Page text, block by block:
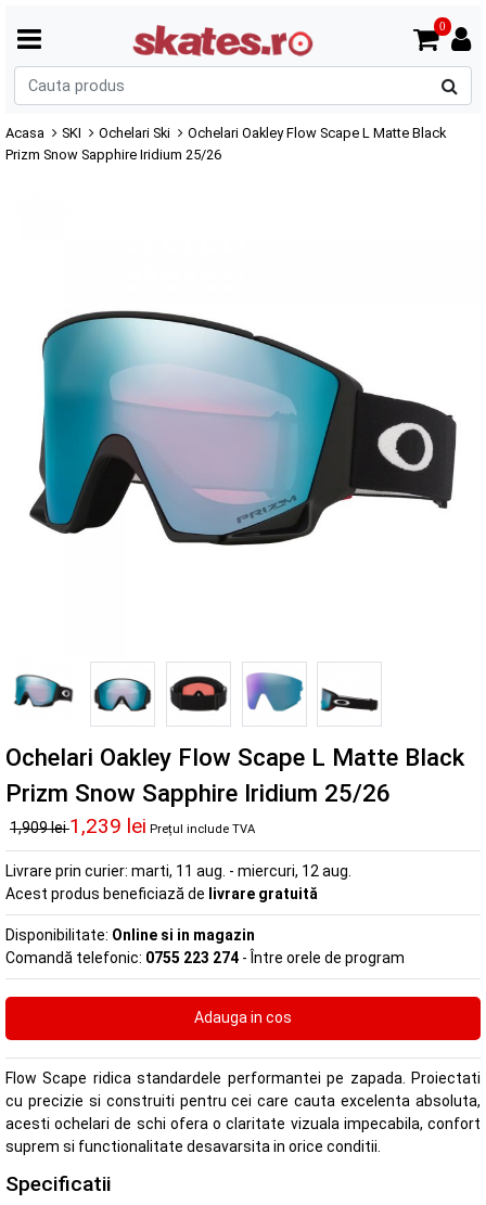
0
Acasa SKI Ochelari Ski
Ochelari Oakley Flow Scape L Matte Black
Prizm Snow Sapphire Iridium 25/26
Ochelari Oakley Flow Scape L Matte Black
Prizm Snow Sapphire Iridium 25/26
1,909 lei1,239 lei Prețul include TVA
Livrare prin curier: marti, 11 aug. - miercuri, 12 aug.
Acest produs beneficiază de livrare gratuită
Disponibilitate: Online si in magazin
Comandă telefonic: 0755 223 274 - Între orele de program
Flow Scape ridica standardele performantei pe zapada. Proiectati
cu precizie si construiti pentru cei care cauta excelenta absoluta,
acesti ochelari de schi ofera o claritate vizuala impecabila, confort
suprem si functionalitate desavarsita in orice conditii.
Specificatii